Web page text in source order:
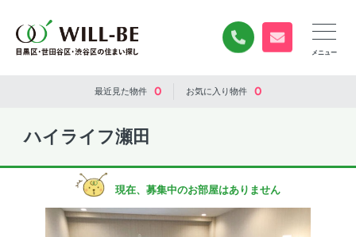
0120-840-834
無料お問い合
最近見た物件 0 お気に入り物件 0
ハイライフ瀬田
現在、募集中のお部屋はありません